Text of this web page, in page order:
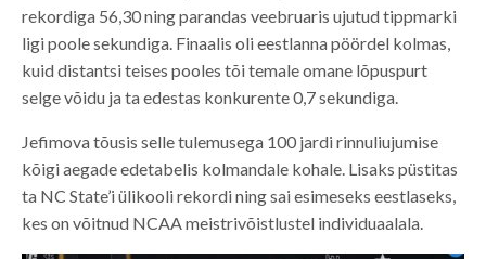
rekordiga 56,30 ning parandas veebruaris ujutud tippmarki
ligi poole sekundiga. Finaalis oli eestlanna pöördel kolmas,
kuid distantsi teises pooles tõi temale omane lõpuspurt
selge võidu ja ta edestas konkurente 0,7 sekundiga.
Jefimova tõusis selle tulemusega 100 jardi rinnuliujumise
kõigi aegade edetabelis kolmandale kohale. Lisaks püstitas
ta NC State’i ülikooli rekordi ning sai esimeseks eestlaseks,
kes on võitnud NCAA meistrivõistlustel individuaalala.